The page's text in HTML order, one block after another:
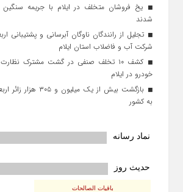
یخ‌ فروشان متخلف در ایلام با جریمه سنگین
شدند
شرکت آب و فاضلاب استان ایلام
کشف ۱۰ تخلف صنفی در گشت مشترک
خودرو در ایلام
بازگشت بیش از یک میلیون
به کشور
نماد رسانه
حدیث روز
باقیات الصالحات